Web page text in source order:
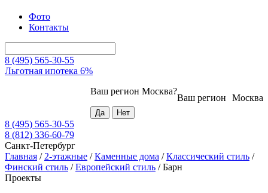
Фото
Контакты
8 (495) 565-30-55
Льготная ипотека 6%
Москва
Ваш регион
Ваш регион Москва?
8 (495) 565-30-55
8 (812) 336-60-79
Санкт-Петербург
Главная / 2-этажные /Каменные дома /Классический стиль /
Финский стиль /Европейский стиль /Барн
Проекты